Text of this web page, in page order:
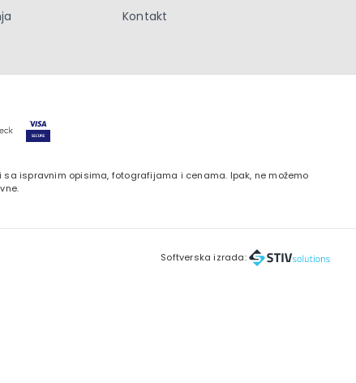
Kontakt
ispravnim opisima, fotografijama i cenama. Ipak, ne možemo
Softverska izrada: